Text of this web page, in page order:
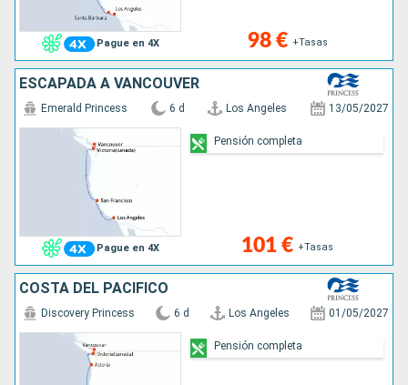
Pague en 4X 98 € +Tasas
ESCAPADA A VANCOUVER
Pague en 4X
Emerald Princess 6 d Los Angeles 13/05/2027
101 € +Tasas
Pensión completa
COSTA DEL PACÍFICO
Discovery Princess 6 d Los Angeles 01/05/2027
Pensión completa